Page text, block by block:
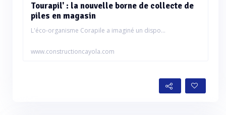
Tourapil' : la nouvelle borne de collecte de
piles en magasin
L'éco-organisme Corapile a imaginé un dispo...
www.constructioncayola.com